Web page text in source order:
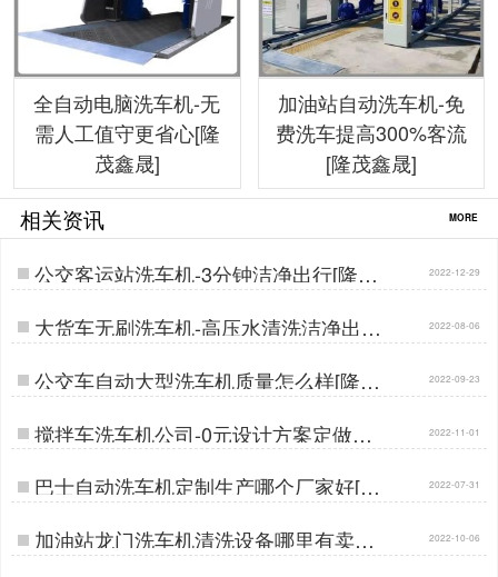
全自动电脑洗车机-无
需人工值守更省心[隆
茂鑫晟]
加油站自动洗车机-免
费洗车提高300%客流
[隆茂鑫晟]
相关资讯 MORE
公交客运站洗车机-3分钟洁净出行[隆茂
鑫晟]…
2022-12-29
大货车无刷洗车机-高压水清洗洁净出行
[隆茂鑫晟]…
2022-08-06
公交车自动大型洗车机质量怎么样[隆茂
鑫晟]…
2022-09-23
搅拌车洗车机公司-0元设计方案定做生
产[隆茂鑫晟]…
2022-11-01
巴士自动洗车机定制生产哪个厂家好[隆
茂鑫晟]…
2022-07-31
加油站龙门洗车机清洗设备哪里有卖的
[隆茂鑫晟]…
2022-10-06